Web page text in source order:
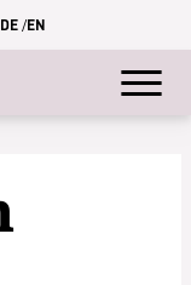
DE /EN